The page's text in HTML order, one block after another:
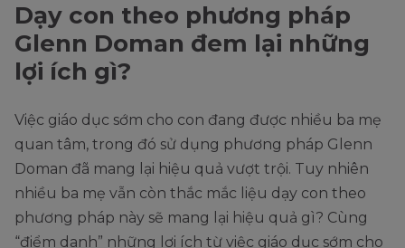
Dạy con theo phương pháp
Glenn Doman đem lại những
lợi ích gì?
Việc giáo dục sớm cho con đang được nhiều ba mẹ
quan tâm, trong đó sử dụng phương pháp Glenn
Doman đã mang lại hiệu quả vượt trội. Tuy nhiên
nhiều ba mẹ vẫn còn thắc mắc liệu dạy con theo
phương pháp này sẽ mang lại hiệu quả gì? Cùng
“điểm danh” những lợi ích từ việc giáo dục sớm cho